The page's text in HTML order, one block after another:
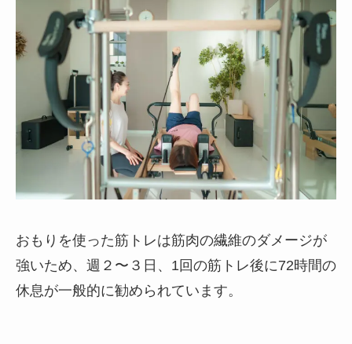
おもりを使った筋トレは筋肉の繊維のダメージが
強いため、週２〜３日、1回の筋トレ後に72時間の
休息が一般的に勧められています。